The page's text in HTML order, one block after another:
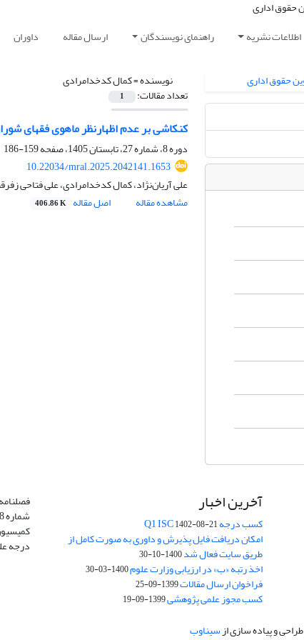
اطلاعات نشریه راهنمای نویسندگان ارسال مقاله داوران
نویسنده =کمال کدخدامرادی
تعداد مقالات: 1
کنکاشی بر عدم اظهارنظر ماهوی فقهای
دوره 8، شماره 27، تابستان 1405، صفحه
159-186
10.22034/mral.2025.2042141.1653
علی آریان‌نژاد، کمال کدخدامرادی، علی فتاحی
مشاهده مقاله
اصل مقاله 406.86 K
آخرین اخبار
کسب درجه Q1 ISC1402-08-21
امکان دریافت فایل پذیرش و داوری به صورت کامل از
طریق سایت فعال شد1400-10-30
اخذ رتبه «ب» در ارزیابی وزارت علوم1400-03-30
فراخوان ارسال مقالات1399-09-25
کسب مجوز علمی پژوهشی1399-09-19
درجه
طراحی و پیاده سازی ازسیناوب